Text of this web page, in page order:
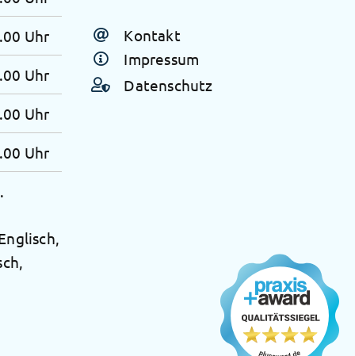
Uhr
Uhr
Uhr
Uhr
Dr.Catarina Jung
Kontakt
Impressum
Datenschutz